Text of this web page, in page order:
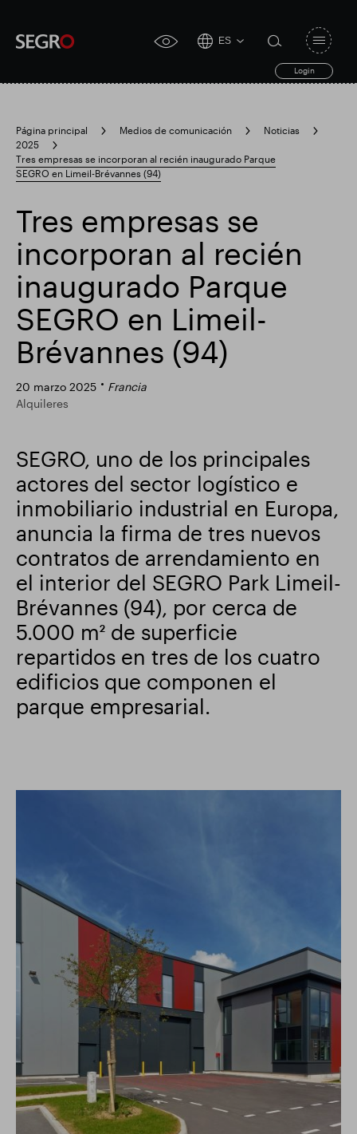
accessibility
ES
Login
search
form
Submit
Search
for
Responsable SEGRO Finca comercial Slough
Resultados financieros
Actualización comercial
toggle
Página principal Medios de comunicación
Noticias
2025
Tres empresas se incorporan al recién inaugurado Parque
SEGRO en Limeil-Brévannes (94)
Tres empresas se
incorporan al recién
inaugurado Parque
SEGRO en Limeil-
Brévannes (94)
20 marzo 2025
Francia
Alquileres
SEGRO, uno de los principales
actores del sector logístico e
inmobiliario industrial en Europa,
anuncia la firma de tres nuevos
contratos de arrendamiento en
el interior del SEGRO Park Limeil-
Brévannes (94), por cerca de
5.000 m² de superficie
repartidos en tres de los cuatro
edificios que componen el
parque empresarial.